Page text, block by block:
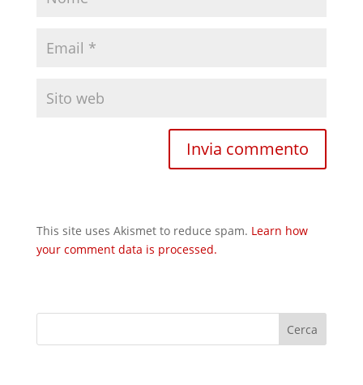
This site uses Akismet to reduce spam. Learn how
your comment data is processed.